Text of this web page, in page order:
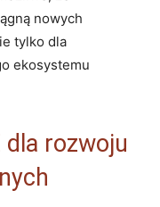
nowych
tylko dla
ekosystemu
dla rozwoju